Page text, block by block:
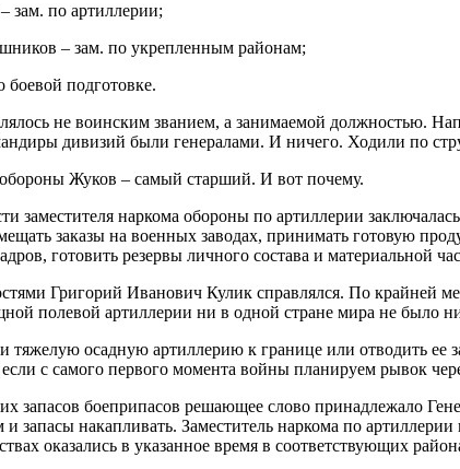
зам. по артиллерии;
– зам. по укрепленным районам;
подготовке.
не воинским званием, а занимаемой должностью.
дивизий были генералами. И ничего. Ходили по
обороны Жуков – самый старший. И вот почему.
заместителя наркома обороны по артиллерии
заказы на военных заводах, принимать готовую
готовить резервы личного состава и материальной
Григорий Иванович Кулик справлялся. По
полевой артиллерии ни в одной стране мира не было
тяжелую осадную артиллерию к границе или отводить
с самого первого момента войны планируем рывок
запасов боеприпасов решающее слово принадлежало
запасы накапливать. Заместитель наркома по
оказались в указанное время в соответствующих